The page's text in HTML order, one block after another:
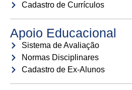
Cadastro de Currículos
Apoio Educacional
Sistema de Avaliação
Normas Disciplinares
Cadastro de Ex-Alunos